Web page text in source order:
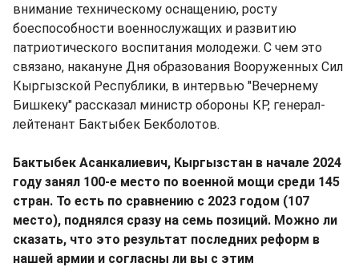
внимание техническому оснащению, росту
боеспособности военнослужащих и развитию
патриотического воспитания молодежи. С чем это
связано, накануне Дня образования Вооруженных Сил
Кыргызской Республики, в интервью "Вечернему
Бишкеку" рассказал министр обороны КР, генерал-
лейтенант Бактыбек Бекболотов.
Бактыбек Асанкалиевич, Кыргызстан в начале 2024
году занял 100-е место по военной мощи среди 145
стран. То есть по сравнению с 2023 годом (107
место), поднялся сразу на семь позиций. Можно ли
сказать, что это результат последних реформ в
нашей армии и согласны ли вы с этим